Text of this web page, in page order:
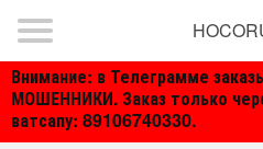
Внимание: в Телеграмме
МОШЕННИКИ. Заказ только
ватсапу: 89106740330.